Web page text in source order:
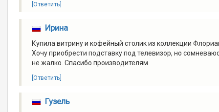
[Ответить]
Ирина
Купила витрину и кофейный столик из коллекции
Хочу приобрести подставку под телевизор, но
не жалко. Спасибо производителям.
[Ответить]
Гузель